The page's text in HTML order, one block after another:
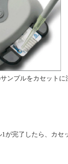
ンプルをカセットに
が完了したら、カ